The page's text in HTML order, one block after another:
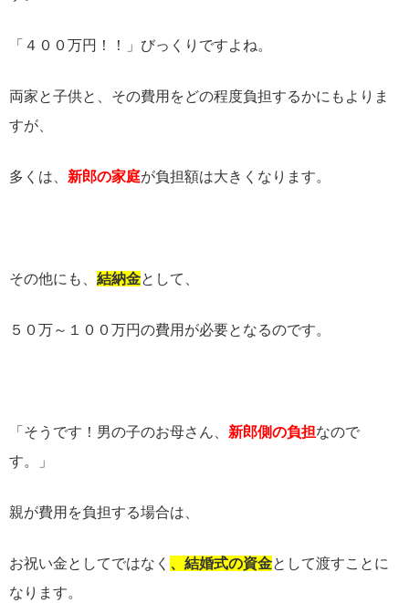
「４００万円！！」びっくりですよね。
両家と子供と、その費用をどの程度負担するかにもよりま
すが、
多くは、 新郎の家庭が負担額は大きくなります。
その他にも、 結納金として、
５０万～１００万円の費用が必要となるのです。
「そうです！男の子のお母さん、 新郎側の負担なので
す。」
親が費用を負担する場合は、
お祝い金としてではなく 、結婚式の資金として渡すことに
なります。